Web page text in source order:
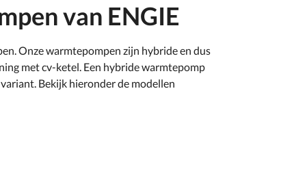
van ENGIE
Onze warmtepompen zijn hybride en dus
met cv-ketel. Een hybride warmtepomp
Bekijk hieronder de modellen